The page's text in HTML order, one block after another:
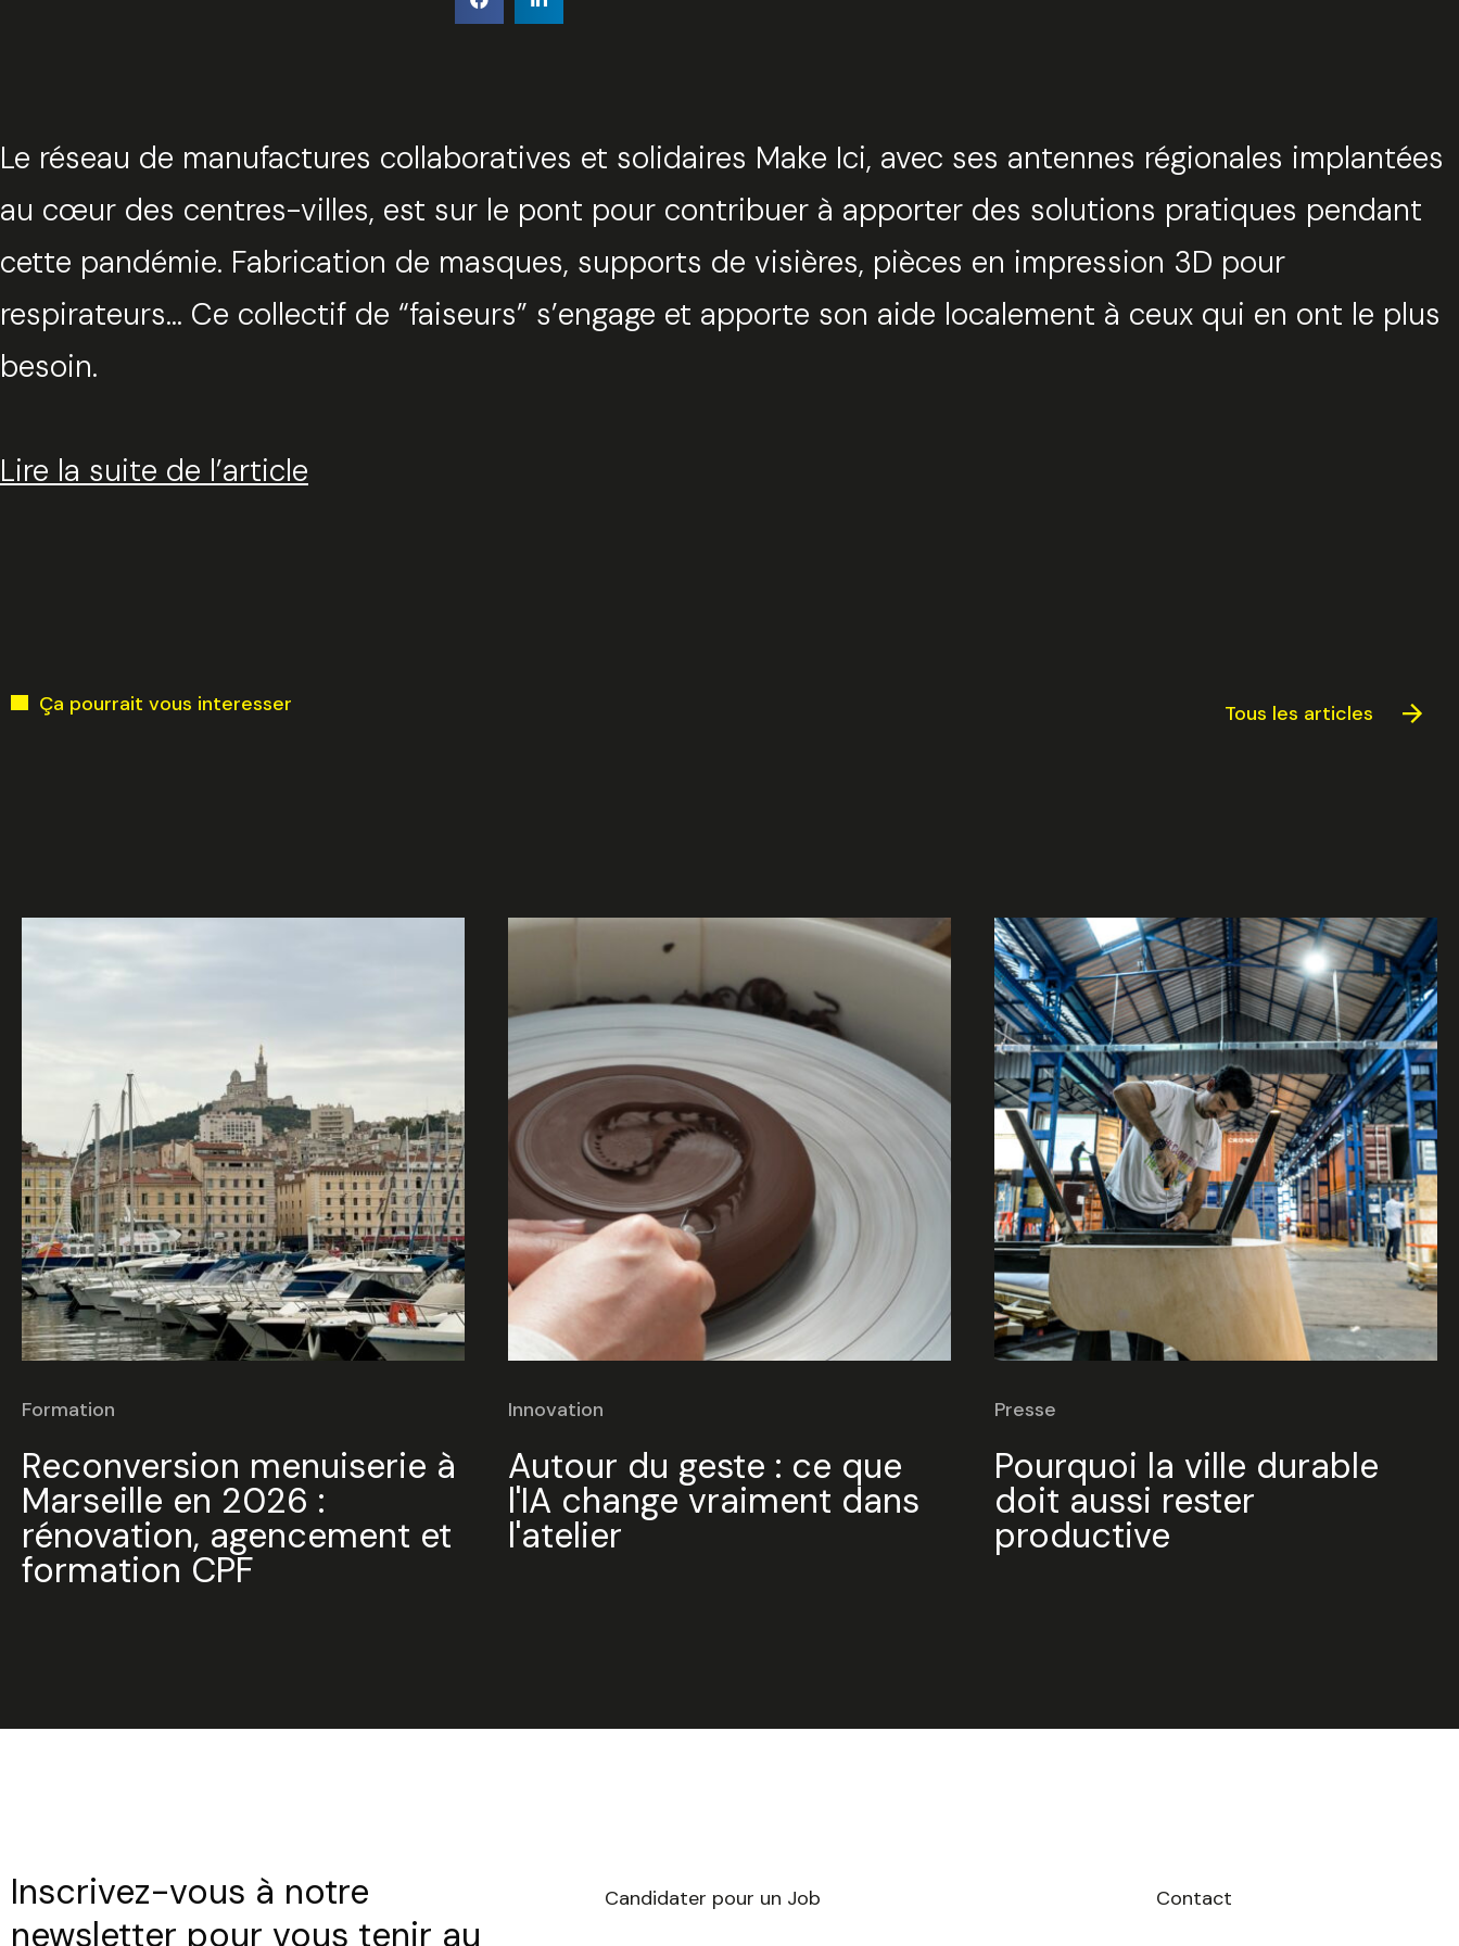
Le réseau de manufactures collaboratives et solidaires Make Ici, avec ses antennes régionales implantées
au cœur des centres-villes, est sur le pont pour contribuer à apporter des solutions pratiques pendant
cette pandémie. Fabrication de masques, supports de visières, pièces en impression 3D pour
respirateurs… Ce collectif de “faiseurs” s’engage et apporte son aide localement à ceux qui en ont le plus
besoin.
Lire la suite de l’article
Ça pourrait vous interesser Tous les articles
Formation
Reconversion menuiserie à
Marseille en 2026 :
rénovation, agencement et
formation CPF
Innovation
Autour du geste : ce que
l'IA change vraiment dans
l'atelier
Presse
Pourquoi la ville durable
doit aussi rester
productive
Inscrivez-vous à notre
newsletter pour vous tenir au
Candidater pour un Job Contact
Valider